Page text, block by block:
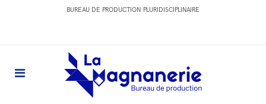
BUREAU DE PRODUCTION PLURIDISCIPLINAIRE